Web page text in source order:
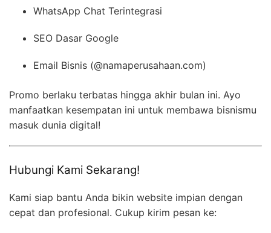
WhatsApp Chat Terintegrasi
SEO Dasar Google
Email Bisnis (@namaperusahaan.com)
Promo berlaku terbatas hingga akhir bulan ini. Ayo
manfaatkan kesempatan ini untuk membawa bisnismu
masuk dunia digital!
Hubungi Kami Sekarang!
Kami siap bantu Anda bikin website impian dengan
cepat dan profesional. Cukup kirim pesan ke: